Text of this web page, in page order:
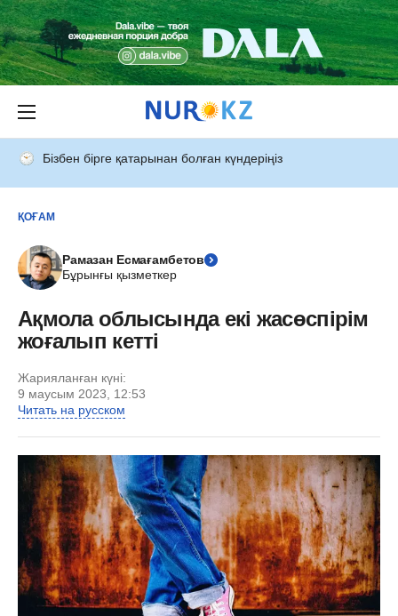
Бізбен бірге қатарынан болған күндеріңіз
ҚОҒАМ
Рамазан Есмағамбетов
Бұрынғы қызметкер
Ақмола облысында екі жасөспірім
жоғалып кетті
Жарияланған күні:
9 маусым 2023, 12:53
Читать на русском